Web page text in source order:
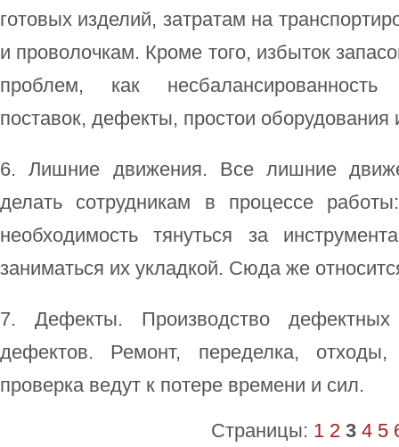
готовых изделий, затратам на
и проволочкам. Кроме того, избыток
проблем, как несбалансированность
поставок, дефекты, простои
6. Лишние движения. Все лишние
делать сотрудникам в процессе
необходимость тянуться за
заниматься их укладкой. Сюда же
7. Дефекты. Производство
дефектов. Ремонт, переделка,
проверка ведут к потере времени и сил.
Страницы: 1 2 3 4 5